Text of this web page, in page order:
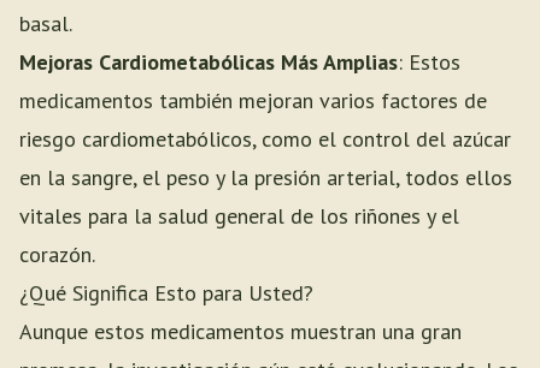
basal.
Mejoras Cardiometabólicas Más Amplias: Estos
medicamentos también mejoran varios factores de
riesgo cardiometabólicos, como el control del azúcar
en la sangre, el peso y la presión arterial, todos ellos
vitales para la salud general de los riñones y el
corazón.
¿Qué Significa Esto para Usted?
Aunque estos medicamentos muestran una gran